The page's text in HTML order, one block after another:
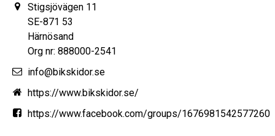
Stigsjövägen 11
SE-871 53
Härnösand
Org nr: 888000-2541
info@bikskidor.se
https://www.bikskidor.se/
https://www.facebook.com/groups/1676981542577260